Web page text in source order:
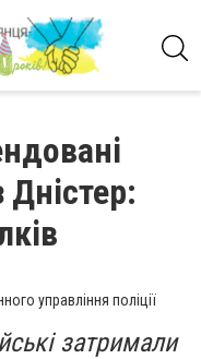
Дністер:
управління поліції
затримали